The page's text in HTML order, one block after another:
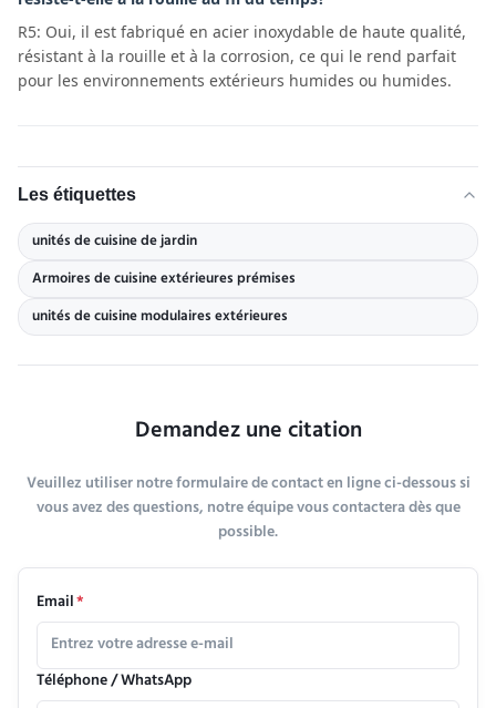
R5: Oui, il est fabriqué en acier inoxydable de haute qualité,
résistant à la rouille et à la corrosion, ce qui le rend parfait
pour les environnements extérieurs humides ou humides.
Les étiquettes
unités de cuisine de jardin
Armoires de cuisine extérieures prémises
unités de cuisine modulaires extérieures
Demandez une citation
Veuillez utiliser notre formulaire de contact en ligne ci-dessous si
vous avez des questions, notre équipe vous contactera dès que
possible.
Email*
Téléphone / WhatsApp